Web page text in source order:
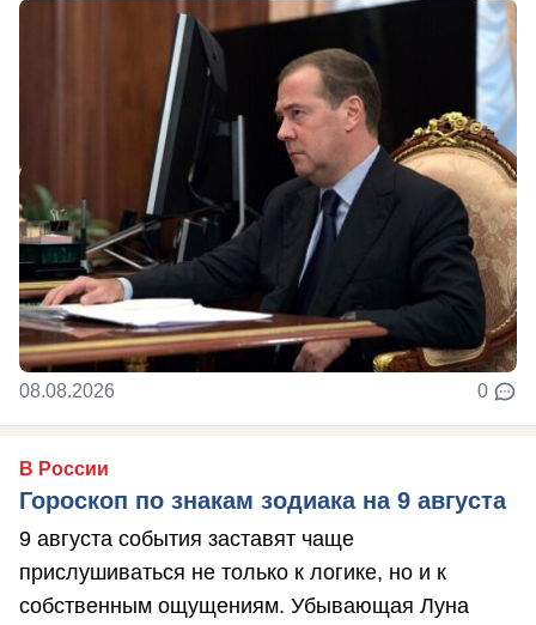
08.08.2026 0
В России
Гороскоп по знакам зодиака на 9 августа
9 августа события заставят чаще
прислушиваться не только к логике, но и к
собственным ощущениям. Убывающая Луна